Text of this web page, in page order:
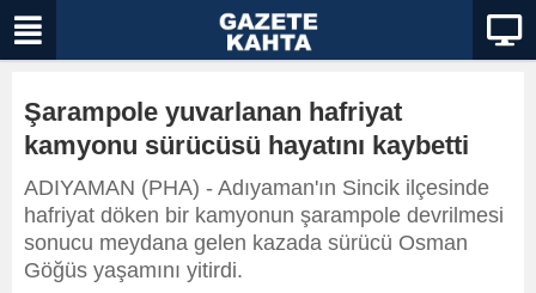
Şarampole yuvarlanan hafriyat
kamyonu sürücüsü hayatını kaybetti
ADIYAMAN (PHA) - Adıyaman'ın Sincik ilçesinde
hafriyat döken bir kamyonun şarampole devrilmesi
sonucu meydana gelen kazada sürücü Osman
Göğüs yaşamını yitirdi.